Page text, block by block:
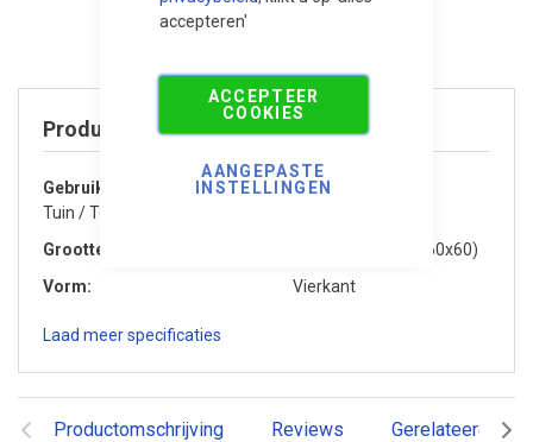
accepteren'
ACCEPTEER
COOKIES
AANGEPASTE
INSTELLINGEN
Productomschrijving Reviews Gerelateerde
Product specificaties
Gebruik / Toepassing
Tuin / Terras, Dakterras / Balkon
Grootte
Groot (groter dan 60x60)
Vorm
Vierkant
Laad meer specificaties